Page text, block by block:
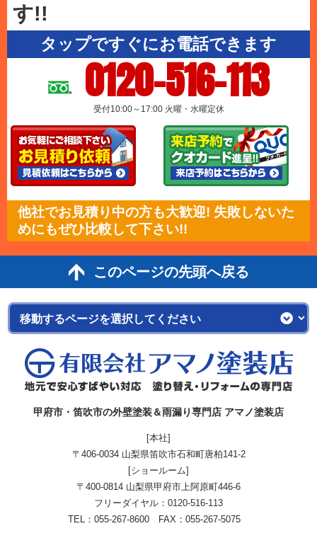
す!!
タップですぐにお電話できます
0120-516-113
受付10:00～17:00 火曜・水曜定休
他社でお見積り中の方も大歓迎! 失敗しないた
めにもぜひ比較して下さい!!
このページの先頭へ戻る
甲府市・笛吹市の外壁塗装＆雨漏り専門店 アマノ塗装店
[本社]
〒406-0034 山梨県笛吹市石和町唐柏141-2
[ショールーム]
〒400-0814 山梨県甲府市上阿原町446-6
フリーダイヤル： 0120-516-113
TEL：055-267-8600 FAX：055-267-5075